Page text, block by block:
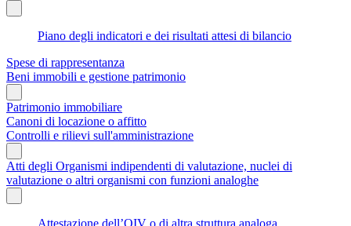
Piano degli indicatori e dei risultati attesi di bilancio
Spese di rappresentanza
Beni immobili e gestione patrimonio
Patrimonio immobiliare
Canoni di locazione o affitto
Controlli e rilievi sull'amministrazione
Atti degli Organismi indipendenti di valutazione, nuclei di
valutazione o altri organismi con funzioni analoghe
Attestazione dell’OIV o di altra struttura analoga